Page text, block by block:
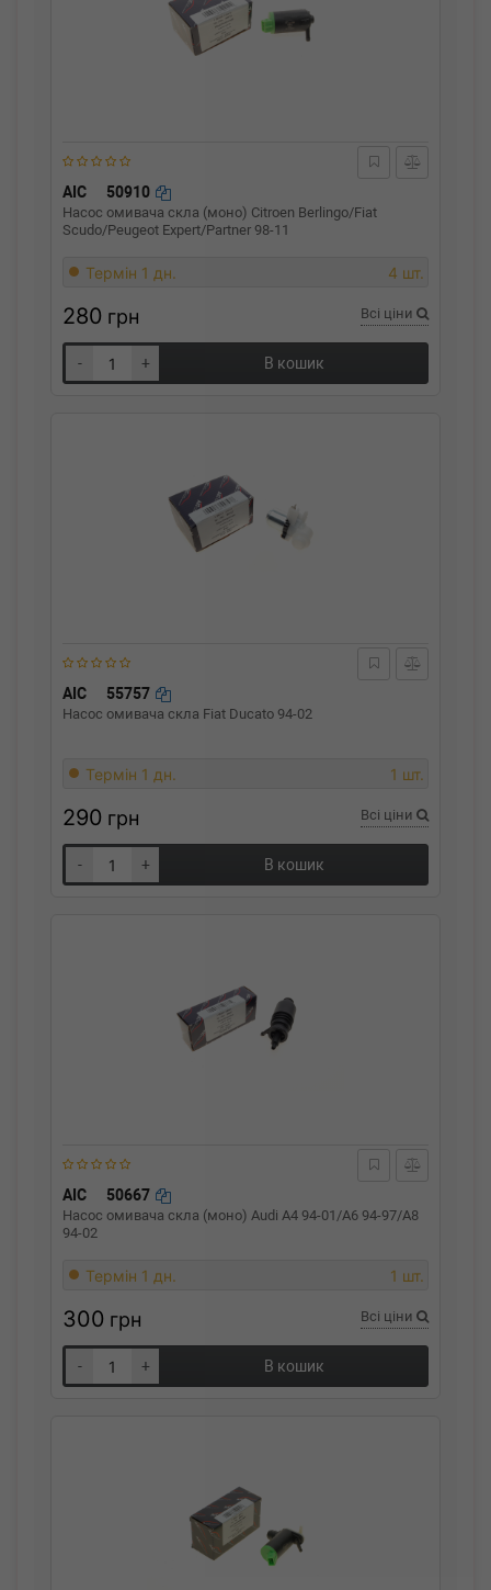
AIC 50910
Насос омивача скла (моно) Citroen Berlingo/Fiat
Scudo/Peugeot Expert/Partner 98-11
Термін 1 дн. 4 шт.
280 грн Всі ціни
- + В кошик
AIC 55757
Насос омивача скла Fiat Ducato 94-02
Термін 1 дн. 1 шт.
290 грн Всі ціни
- + В кошик
AIC 50667
Насос омивача скла (моно) Audi A4 94-01/A6 94-97/A8
94-02
Термін 1 дн. 1 шт.
300 грн Всі ціни
- + В кошик